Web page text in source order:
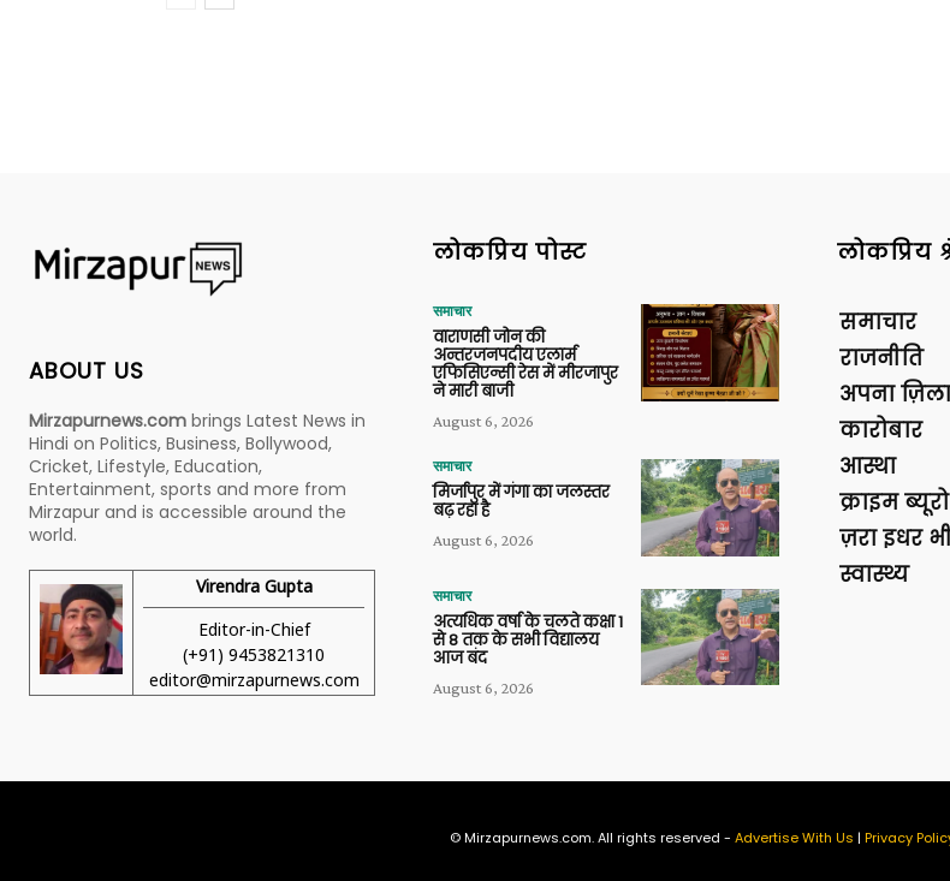
ABOUT US
Mirzapurnews.com brings Latest News in
Hindi on Politics, Business, Bollywood,
Cricket, Lifestyle, Education,
Entertainment, sports and more from
Mirzapur and is accessible around the
world.
Virendra Gupta
Editor-in-Chief
(+91) 9453821310
editor@mirzapurnews.com
लोकप्रिय पोस्ट
समाचार
वाराणसी जोन की
अन्तरजनपदीय एलार्म
एफिसिएन्सी रेस में मीरजापुर
ने मारी बाजी
August 6, 2026
समाचार
मिर्जापुर में गंगा का जलस्तर
बढ़ रहा है
August 6, 2026
समाचार
अत्यधिक वर्षा के चलते कक्षा 1
से 8 तक के सभी विद्यालय
आज बंद
August 6, 2026
लोकप्रिय
समाचार
राजनीति
अपना ज़िला
कारोबार
आस्था
क्राइम ब्यूरो
ज़रा इधर
स्वास्थ्य
© Mirzapurnews.com. All rights reserved - Advertise With Us | Privacy